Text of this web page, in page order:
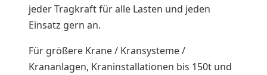
jeder Tragkraft für alle Lasten und jeden
Einsatz gern an.
Für größere Krane / Kransysteme /
Krananlagen, Kraninstallationen bis 150t und